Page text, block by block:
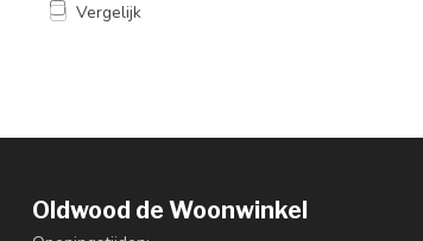
Vergelijk
Oldwood de Woonwinkel